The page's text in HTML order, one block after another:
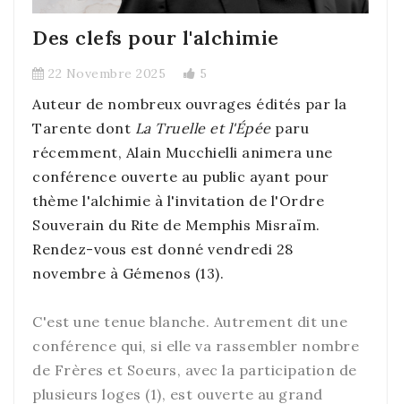
Des clefs pour l'alchimie
22 Novembre 2025 5
Auteur de nombreux ouvrages édités par la
Tarente dont La Truelle et l'Épéeparu
récemment, Alain Mucchielli animera une
conférence ouverte au public ayant pour
thème l'alchimie à l'invitation de l'Ordre
Souverain du Rite de Memphis Misraïm.
Rendez-vous est donné vendredi 28
novembre à Gémenos (13).
C'est une tenue blanche. Autrement dit une
conférence qui, si elle va rassembler nombre
de Frères et Soeurs, avec la participation de
plusieurs loges (1), est ouverte au grand